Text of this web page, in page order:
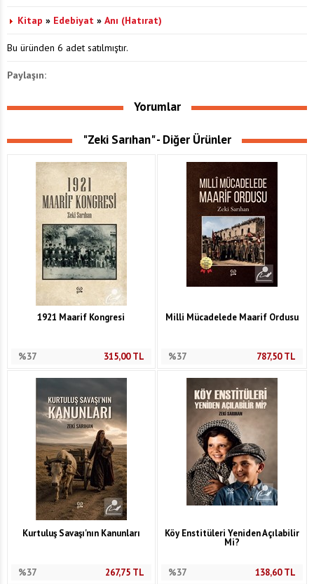
Kitap » Edebiyat » Anı (Hatırat)
Bu üründen 6 adet satılmıştır.
Paylaşın:
Yorumlar
"Zeki Sarıhan" - Diğer Ürünler
1921 Maarif Kongresi
%37 315,00TL
Milli Mücadelede Maarif Ordusu
%37 787,50TL
Kurtuluş Savaşı'nın Kanunları
%37 267,75TL
Köy Enstitüleri Yeniden Açılabilir
Mi?
%37 138,60TL